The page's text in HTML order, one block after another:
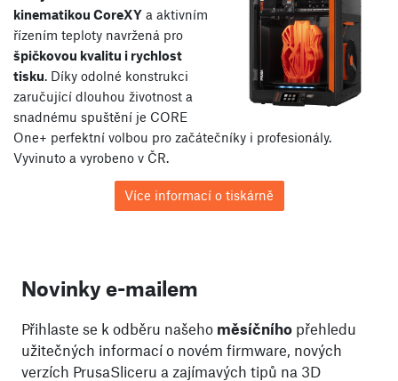
kinematikou CoreXY a aktivním
řízením teploty navržená pro
špičkovou kvalitu i rychlost
tisku. Díky odolné konstrukci
zaručující dlouhou životnost a
snadnému spuštění je CORE
One+ perfektní volbou pro začátečníky i profesionály.
Vyvinuto a vyrobeno v ČR.
Více informací o tiskárně
Novinky e-mailem
Přihlaste se k odběru našeho měsíčního přehledu
užitečných informací o novém firmware, nových
verzích PrusaSliceru a zajímavých tipů na 3D